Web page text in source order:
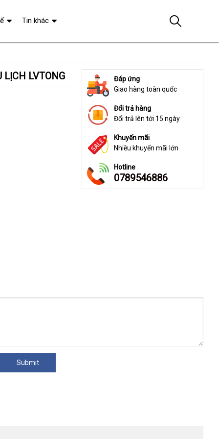
LỊCH LVTONG
Đáp ứng
Giao hàng toàn quốc
Đổi trả hàng
Đổi trả lên tới 15 ngày
Khuyến mãi
Nhiều khuyến mãi lớn
Hotline
0789546886
Tin khác